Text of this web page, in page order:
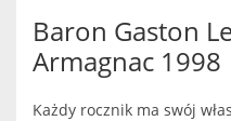
Baron Gaston
Armagnac 1998
Każdy rocznik ma swój